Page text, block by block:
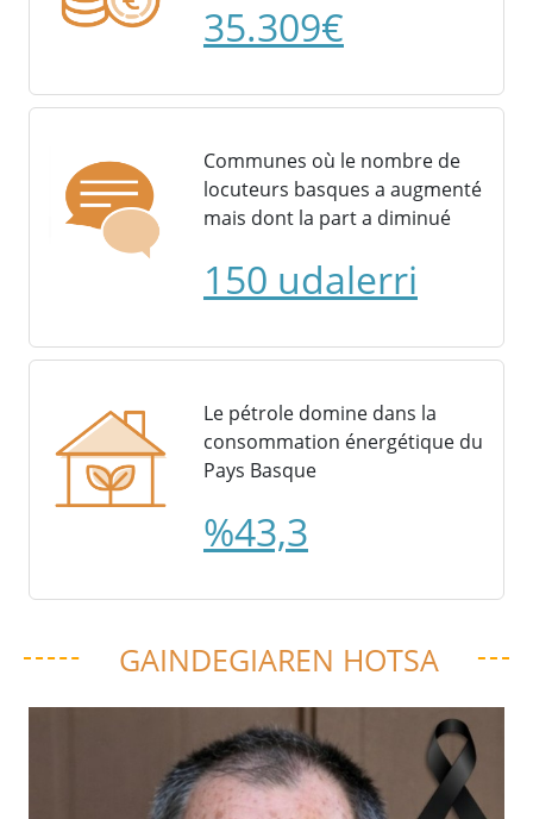
35.309€
Communes où le nombre de
locuteurs basques a augmenté
mais dont la part a diminué
150 udalerri
Le pétrole domine dans la
consommation énergétique du
Pays Basque
%43,3
GAINDEGIAREN HOTSA